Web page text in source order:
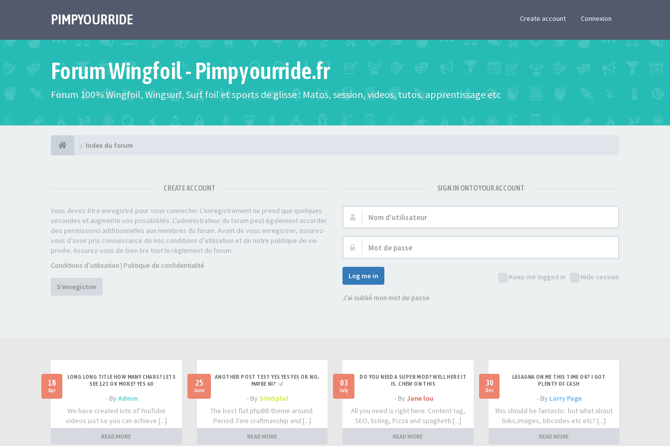
PIMPYOURRIDE Create account Connexion
Forum Wingfoil - Pimpyourride.fr
Forum 100% Wingfoil, Wingsurf, Surf foil et sports de glisse : Matos, session, videos, tutos, apprentissage etc
Index du forum
CREATE ACCOUNT
Vous devez être enregistré pour vous connecter. L’enregistrement ne prend que quelques
secondes et augmente vos possibilités. L’administrateur du forum peut également accorder
des permissions additionnelles aux membres du forum. Avant de vous enregistrer, assurez-
vous d’avoir pris connaissance de nos conditions d’utilisation et de notre politique de vie
privée. Assurez-vous de bien lire tout le règlement du forum.
Conditions d’utilisation | Politique de confidentialité
S’enregistrer
SIGN IN ONTO YOUR ACCOUNT
Nom
d’utilisateur :
Mot
de
passe :
Keep me logged in
Hide session
Log me in
J’ai oublié mon mot de passe
18
Apr
LONG LONG TITLE HOW MANY CHARS? LETS
SEE 123 OK MORE? YES 60
- ByAdmin
We have created lots of YouTube
videos just so you can achieve [...]
READ MORE
25
June
ANOTHER POST TEST YES YES YES OR NO,
MAYBE NI? :-/
- BySiteSplat
The best flat phpBB theme around.
Period. Fine craftmanship and [...]
READ MORE
03
July
DO YOU NEED A SUPER MOD? WELL HERE IT
IS. CHEW ON THIS
- By Jane lou
All you need is right here. Content tag,
SEO, listing, Pizza and spaghetti [...]
READ MORE
30
Dec
LASAGNA ON ME THIS TIME OK? I GOT
PLENTY OF CASH
- By Larry Page
this should be fantastic. but what about
links,images, bbcodes etc etc? [...]
READ MORE